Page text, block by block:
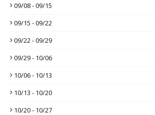
09/08 - 09/15
09/15 - 09/22
09/22 - 09/29
09/29 - 10/06
10/06 - 10/13
10/13 - 10/20
10/20 - 10/27